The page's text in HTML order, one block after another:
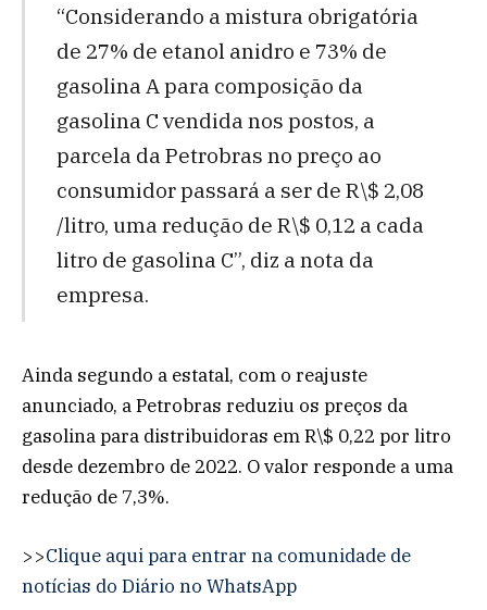
“Considerando a mistura obrigatória
de 27% de etanol anidro e 73% de
gasolina A para composição da
gasolina C vendida nos postos, a
parcela da Petrobras no preço ao
consumidor passará a ser de R\$ 2,08
/litro, uma redução de R\$ 0,12 a cada
litro de gasolina C”, diz a nota da
empresa.
Ainda segundo a estatal, com o reajuste
anunciado, a Petrobras reduziu os preços da
gasolina para distribuidoras em R\$ 0,22 por litro
desde dezembro de 2022. O valor responde a uma
redução de 7,3%.
>>Clique aqui para entrar na comunidade de
notícias do Diário no WhatsApp